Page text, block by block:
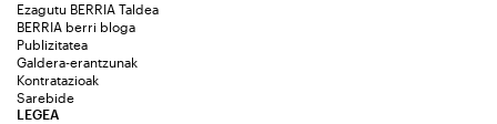
Ezagutu BERRIA Taldea
BERRIA berri bloga
Publizitatea
Galdera-erantzunak
Kontratazioak
Sarebide
LEGEA